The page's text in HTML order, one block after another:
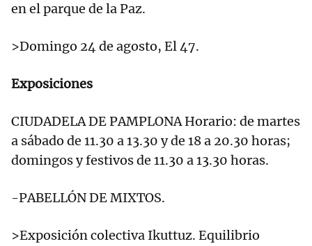
en el parque de la Paz.
>Domingo 24 de agosto, El 47.
Exposiciones
CIUDADELA DE PAMPLONA Horario: de martes
a sábado de 11.30 a 13.30 y de 18 a 20.30 horas;
domingos y festivos de 11.30 a 13.30 horas.
-PABELLÓN DE MIXTOS.
>Exposición colectiva Ikuttuz. Equilibrio